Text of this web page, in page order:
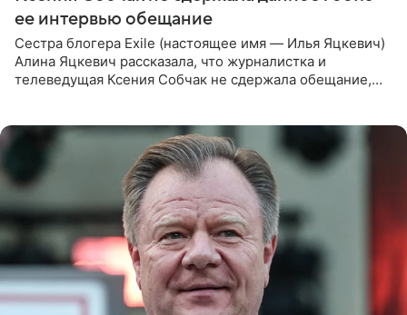
ее интервью обещание
Сестра блогера Exile (настоящее имя — Илья Яцкевич)
Алина Яцкевич рассказала, что журналистка и
телеведущая Ксения Собчак не сдержала обещание,